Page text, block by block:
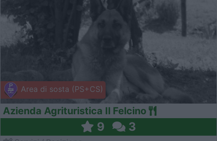
Area di sosta (PS+CS)
Azienda Agrituristica Il Felcino
9 3